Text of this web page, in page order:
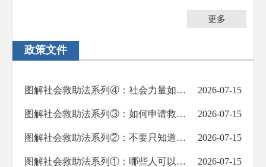
在线访谈
更多
政策文件
图解社会救助法系列④：社会力量如何参与社会救助 2026-07-15
图解社会救助法系列③：如何申请救助？全流程详解 2026-07-15
图解社会救助法系列②：不要只知道低保，救助措施有十大类你要了解！ 2026-07-15
图解社会救助法系列①：哪些人可以纳入救助？8类人可以！ 2026-07-15